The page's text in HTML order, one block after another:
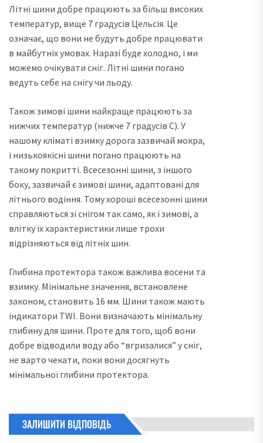
Літні шини добре працюють за більш високих
температур, вище 7 градусів Цельсія. Це
означає, що вони не будуть добре працювати
в майбутніх умовах. Наразі буде холодно, і ми
можемо очікувати сніг. Літні шини погано
ведуть себе на снігу чи льоду.
Також зимові шини найкраще працюють за
нижчих температур (нижче 7 градусів C). У
нашому кліматі взимку дорога зазвичай мокра,
і низькоякісні шини погано працюють на
такому покритті. Всесезонні шини, з іншого
боку, зазвичай є зимові шини, адаптовані для
літнього водіння. Тому хороші всесезонні шини
справляються зі снігом так само, як і зимові, а
влітку їх характеристики лише трохи
відрізняються від літніх шин.
Глибина протектора також важлива восени та
взимку. Мінімальне значення, встановлене
законом, становить 16 мм. Шини також мають
індикатори TWI. Вони визначають мінімальну
глибину для шини. Проте для того, щоб вони
добре відводили воду або “вгризалися” у сніг,
не варто чекати, поки вони досягнуть
мінімальної глибини протектора.
ЗАЛИШИТИ ВІДПОВІДЬ